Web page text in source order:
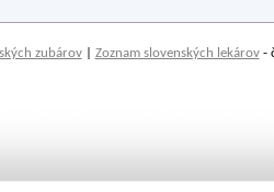
zubárov| Zoznam slovenských lekárov-